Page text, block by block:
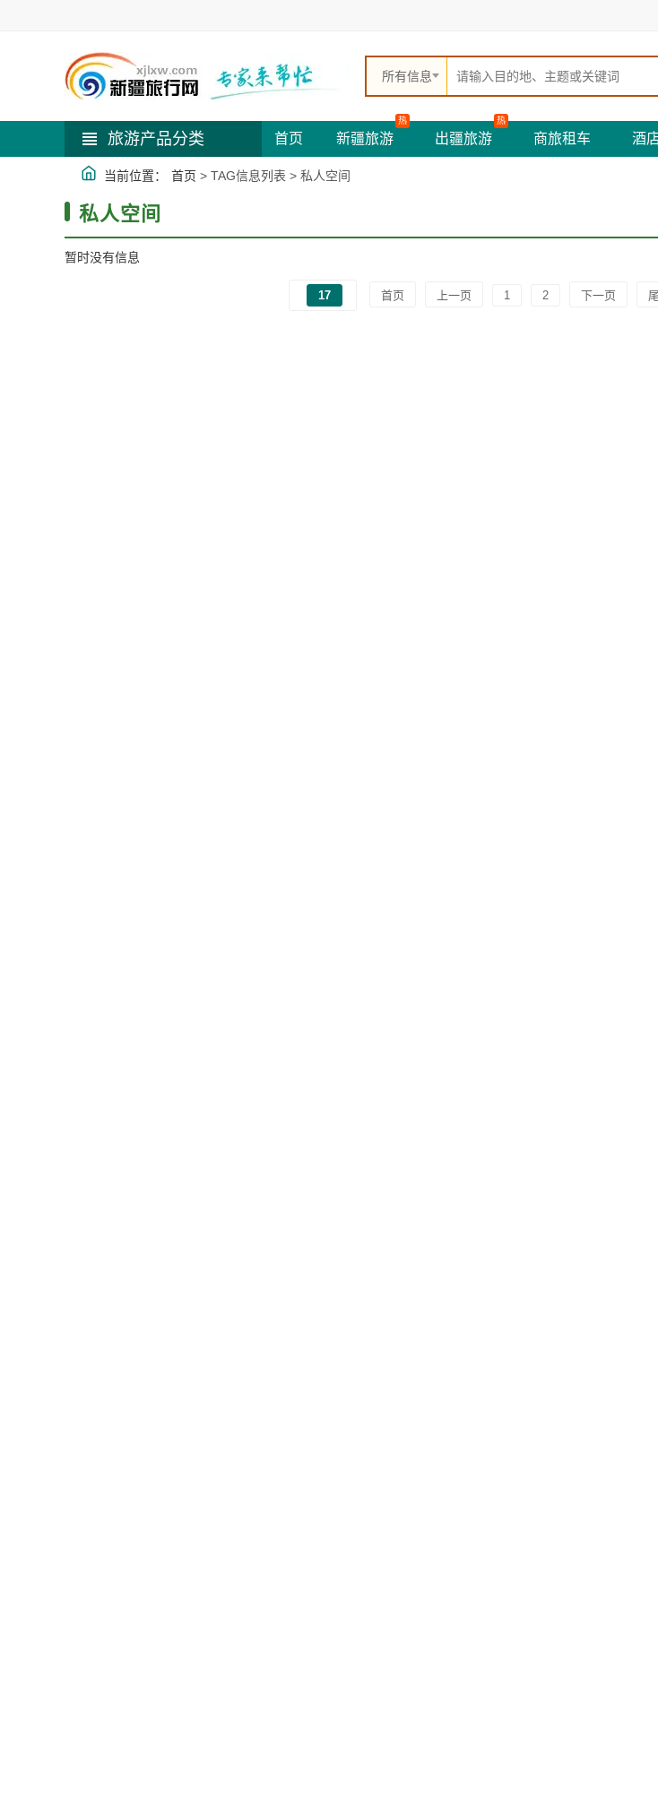
所有信息
旅游产品分类 首页 新疆旅游
热
出疆旅游
热
商旅租车 酒
当前位置： 首页 > TAG信息列表 > 私人空间
私人空间
暂时没有信息
17 首页 上一页 1 2 下一页